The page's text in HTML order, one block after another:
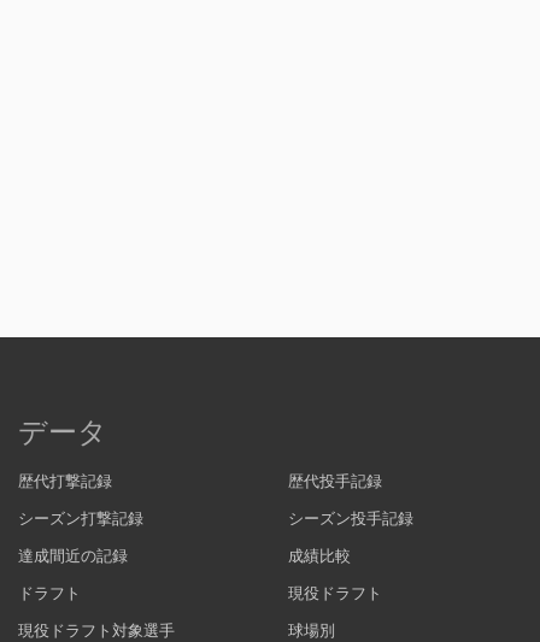
データ
歴代打撃記録
歴代投手記録
シーズン打撃記録
シーズン投手記録
達成間近の記録
成績比較
ドラフト
現役ドラフト
現役ドラフト対象選手
球場別